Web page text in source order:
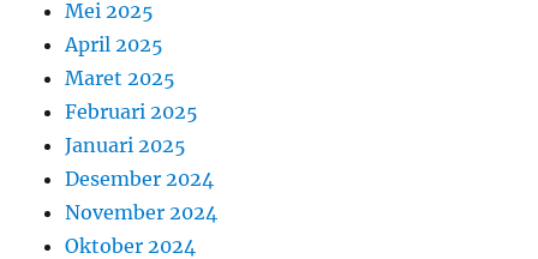
Mei 2025
April 2025
Maret 2025
Februari 2025
Januari 2025
Desember 2024
November 2024
Oktober 2024